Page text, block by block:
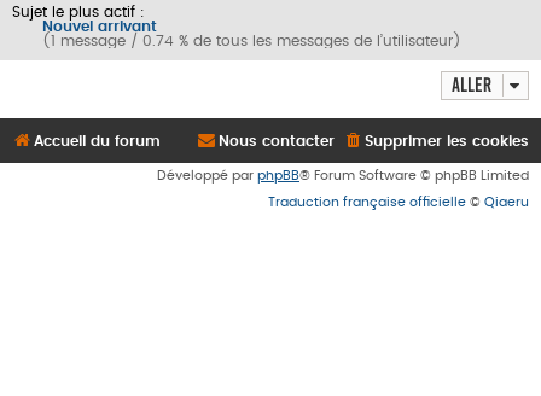
Sujet le plus actif :
Nouvel arrivant
(1 message / 0.74 % de tous les messages de l’utilisateur)
Aller
Accueil du forum Supprimer les cookies
Nous contacter
Développé par phpBB® Forum Software © phpBB Limited
Traduction française officielle © Qiaeru